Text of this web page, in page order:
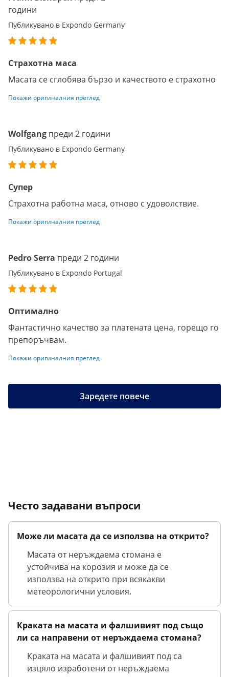
години
Публикувано в Expondo Germany
Страхотна маса
Масата се сглобява бързо и качеството е страхотно
Покажи оригиналния преглед
Wolfgang преди 2 години
Публикувано в Expondo Germany
Супер
Страхотна работна маса, отново с удоволствие.
Покажи оригиналния преглед
Pedro Serra преди 2 години
Публикувано в Expondo Portugal
Оптимално
Фантастично качество за платената цена, горещо го
препоръчвам.
Покажи оригиналния преглед
Заредете повече
Често задавани въпроси
Може ли масата да се използва на открито?
Масата от неръждаема стомана е
устойчива на корозия и може да се
използва на открито при всякакви
метеорологични условия.
Краката на масата и фалшивият под също
ли са направени от неръждаема стомана?
Краката на масата и фалшивият под са
изцяло изработени от неръждаема